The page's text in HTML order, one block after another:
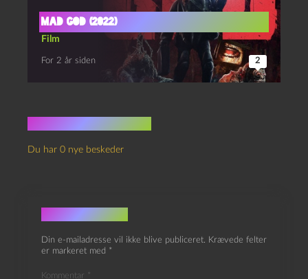
Mad God (2022)
Film
For 2 år siden 2
Du har 0 nye beskeder
Skriv et svar
Din e-mailadresse vil ikke blive publiceret. Krævede felter
er markeret med *
Kommentar *